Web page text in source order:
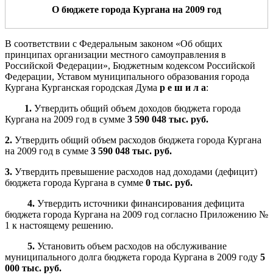
О бюджете города Кургана на 2009 год
В соответствии с Федеральным законом «Об общих
принципах организации местного самоуправления в
Российской Федерации», Бюджетным кодексом Российской
Федерации, Уставом муниципального образования города
Кургана Курганская городская Дума р е ш и л а:
1.Утвердить общий объем доходов бюджета города
Кургана на 2009 год в сумме 3 590 048 тыс. руб.
2. Утвердить общий объем расходов бюджета города Кургана
на 2009 год в сумме 3 590 048 тыс. руб.
3. Утвердить превышение расходов над доходами (дефицит)
бюджета города Кургана в сумме 0 тыс. руб.
4. Утвердить источники финансирования дефицита
бюджета города Кургана на 2009 год согласно Приложению №
1 к настоящему решению.
5.Установить объем расходов на обслуживание
муниципального долга бюджета города Кургана в 2009 году 5
000 тыс. руб.